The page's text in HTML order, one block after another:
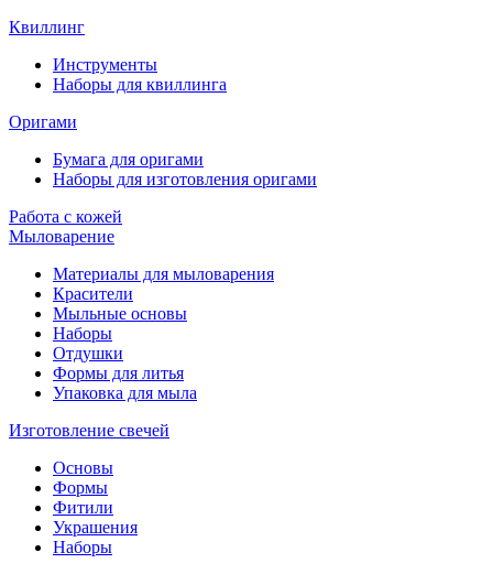
Квиллинг
Инструменты
Наборы для квиллинга
Оригами
Бумага для оригами
Наборы для изготовления оригами
Работа с кожей
Мыловарение
Материалы для мыловарения
Красители
Мыльные основы
Наборы
Отдушки
Формы для литья
Упаковка для мыла
Изготовление свечей
Основы
Формы
Фитили
Украшения
Наборы